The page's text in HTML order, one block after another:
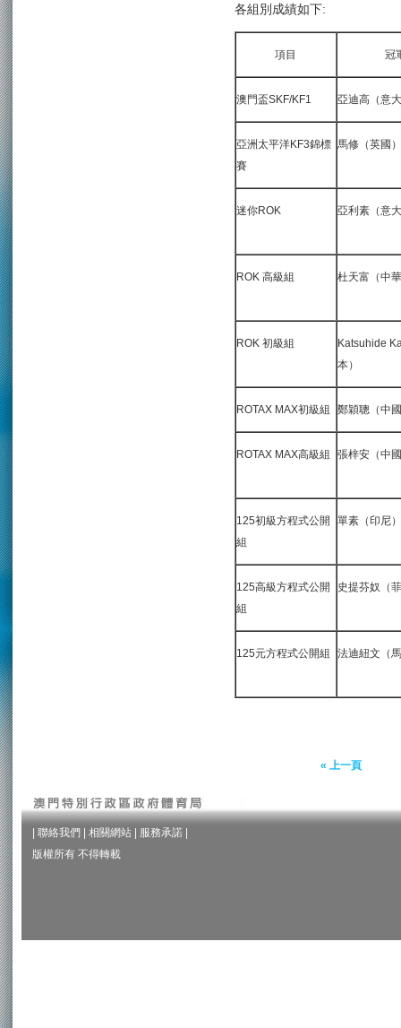
各組別成績如下:
項目 冠
澳門盃SKF/KF1 亞迪高（意
亞洲太平洋KF3錦標
賽
馬修（英國）
迷你ROK 亞利素（意
ROK 高級組 杜天富（中
ROK 初級組
Katsuhide
本）
ROTAX MAX初級組 鄭穎聰（中
ROTAX MAX高級組 張梓安（中
125初級方程式公開
組
單素（印尼）
125高級方程式公開
組
史提芬奴（
125元方程式公開組 法迪紐文（
« 上一頁
聯絡我們 相關網站 服務承諾
版權所有 不得轉載